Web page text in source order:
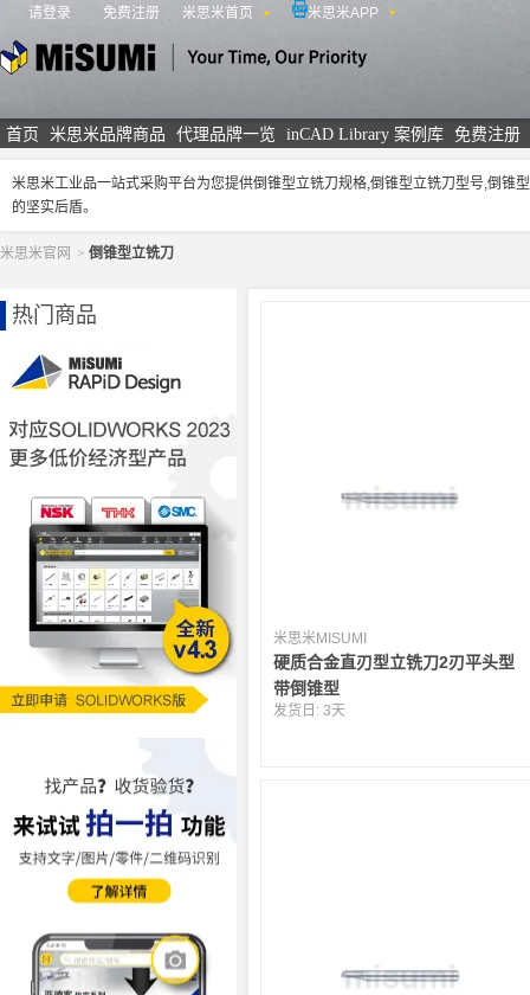
请登录 免费注册 米思米首页 米思米APP
首页 米思米品牌商品 代理品牌一览 inCAD Library 案例库 免费注册
米思米工业品一站式采购平台为您提供倒锥型立铣刀规格,倒锥型立铣刀型号,倒
的坚实后盾。
米思米官网 > 倒锥型立铣刀
热门商品
米思米MISUMI
硬质合金直刃型立铣刀2刃平头型
带倒锥型
发货日:3天